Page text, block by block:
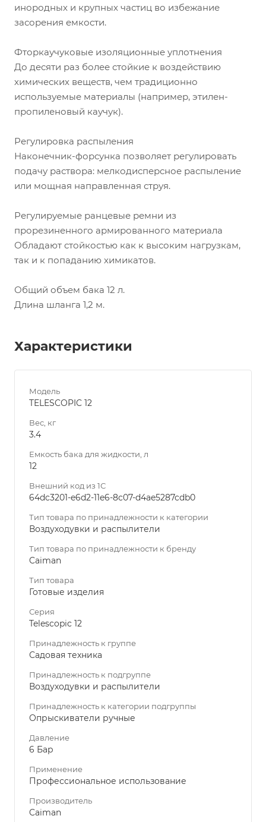
инородных и крупных частиц во избежание
засорения емкости.
Фторкаучуковые изоляционные уплотнения
До десяти раз более стойкие к воздействию
химических веществ, чем традиционно
используемые материалы (например, этилен-
пропиленовый каучук).
Регулировка распыления
Наконечник-форсунка позволяет регулировать
подачу раствора: мелкодисперсное распыление
или мощная направленная струя.
Регулируемые ранцевые ремни из
прорезиненного армированного материала
Обладают стойкостью как к высоким нагрузкам,
так и к попаданию химикатов.
Общий объем бака 12 л.
Длина шланга 1,2 м.
Характеристики
Модель
TELESCOPIC 12
Вес, кг
3.4
Емкость бака для жидкости, л
12
Внешний код из 1С
64dc3201-e6d2-11e6-8c07-d4ae5287cdb0
Тип товара по принадлежности к категории
Воздуходувки и распылители
Тип товара по принадлежности к бренду
Caiman
Тип товара
Готовые изделия
Серия
Telescopic 12
Принадлежность к группе
Садовая техника
Принадлежность к подгруппе
Воздуходувки и распылители
Принадлежность к категории подгруппы
Опрыскиватели ручные
Давление
6 Бар
Применение
Профессиональное использование
Производитель
Caiman